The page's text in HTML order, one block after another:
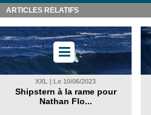
ARTICLES RELATIFS
XXL | Le 10/06/2023
Shipstern à la rame pour
Nathan Flo...